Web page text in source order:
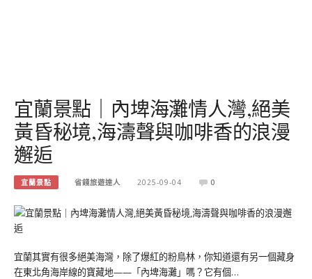
宜蘭景點｜內埤海灘情人灣,絕美
黃昏秘境,海濤聲與咖啡香的浪漫
邂逅
宜蘭景點 省錢旅遊達人 2025-09-04 0
宜蘭其實有很多絕美海灣，除了爆紅的粉鳥林，你知道還有另一個藏身
在東北角海岸線的寶藏地——「內埤海灘」嗎？它有個…